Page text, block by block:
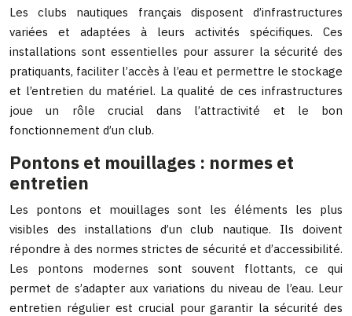
Les clubs nautiques français disposent d’infrastructures
variées et adaptées à leurs activités spécifiques. Ces
installations sont essentielles pour assurer la sécurité des
pratiquants, faciliter l’accès à l’eau et permettre le stockage
et l’entretien du matériel. La qualité de ces infrastructures
joue un rôle crucial dans l’attractivité et le bon
fonctionnement d’un club.
Pontons et mouillages : normes et
entretien
Les pontons et mouillages sont les éléments les plus
visibles des installations d’un club nautique. Ils doivent
répondre à des normes strictes de sécurité et d’accessibilité.
Les pontons modernes sont souvent flottants, ce qui
permet de s’adapter aux variations du niveau de l’eau. Leur
entretien régulier est crucial pour garantir la sécurité des